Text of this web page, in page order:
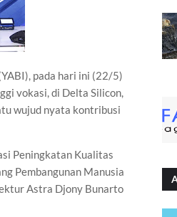
pada hari ini (22/5)
vokasi, di Delta Silicon,
wujud nyata kontribusi
Peningkatan Kualitas
Pembangunan Manusia
Astra Djony Bunarto